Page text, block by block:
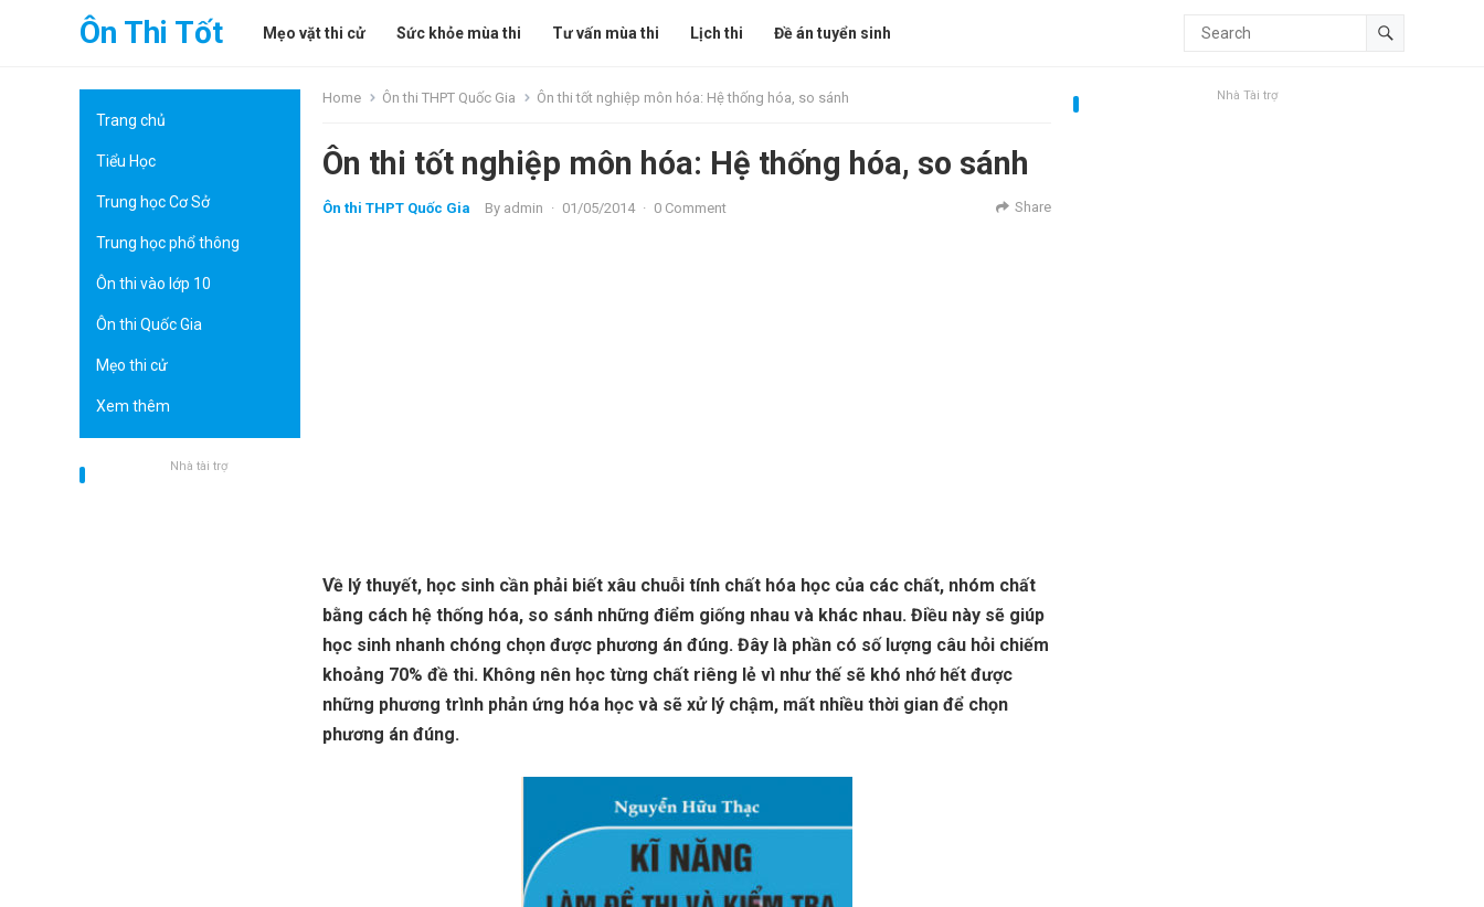
Ôn Thi Tốt Mẹo vặt thi cử Sức khỏe mùa thi Tư vấn mùa thi Lịch thi Đề án tuyển sinh
Trang chủ
Tiểu Học
Trung học Cơ Sở
Trung học phổ thông
Ôn thi vào lớp 10
Ôn thi Quốc Gia
Mẹo thi cử
Xem thêm
Nhà tài trợ
Home Ôn thi THPT Quốc Gia Ôn thi tốt nghiệp môn hóa: Hệ thống hóa, so sánh
Ôn thi tốt nghiệp môn hóa: Hệ thống hóa, so sánh
Ôn thi THPT Quốc Gia By admin · 01/05/2014 · 0 Comment Share
Về lý thuyết, học sinh cần phải biết xâu chuỗi tính chất hóa học của các chất, nhóm chất
bằng cách hệ thống hóa, so sánh những điểm giống nhau và khác nhau. Điều này sẽ giúp
học sinh nhanh chóng chọn được phương án đúng. Đây là phần có số lượng câu hỏi chiếm
khoảng 70% đề thi. Không nên học từng chất riêng lẻ vì như thế sẽ khó nhớ hết được
những phương trình phản ứng hóa học và sẽ xử lý chậm, mất nhiều thời gian để chọn
phương án đúng.
Nhà Tài trợ